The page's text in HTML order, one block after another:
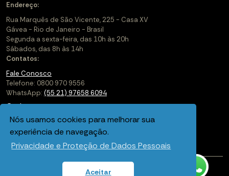
Nós usamos cookies para melhorar sua
experiência de navegação.
Privacidade e Proteção de Dados Pessoais
Aceitar
Endereço:
Rua Marquês de São Vicente, 225 - Casa XV
Gávea - Rio de Janeiro - Brasil
Segunda a sexta-feira, das 10h às 20h
Sábados, das 8h às 14h
Contatos:
Fale Conosco
Telefone: 0800 970 9556
WhatsApp: (55 21) 97658 6094
Cadastre-se
Soluções Corporativas
Saiba mais sobre a PUC-Rio Digital